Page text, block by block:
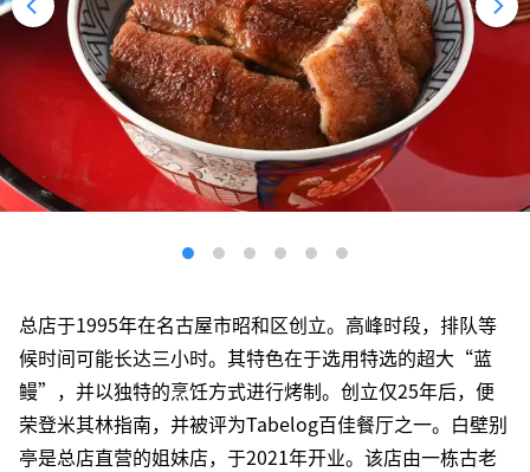
总店于1995年在名古屋市昭和区创立。高峰时段，排队等
候时间可能长达三小时。其特色在于选用特选的超大“蓝
鳗”，并以独特的烹饪方式进行烤制。创立仅25年后，便
荣登米其林指南，并被评为Tabelog百佳餐厅之一。白壁别
亭是总店直营的姐妹店，于2021年开业。该店由一栋古老